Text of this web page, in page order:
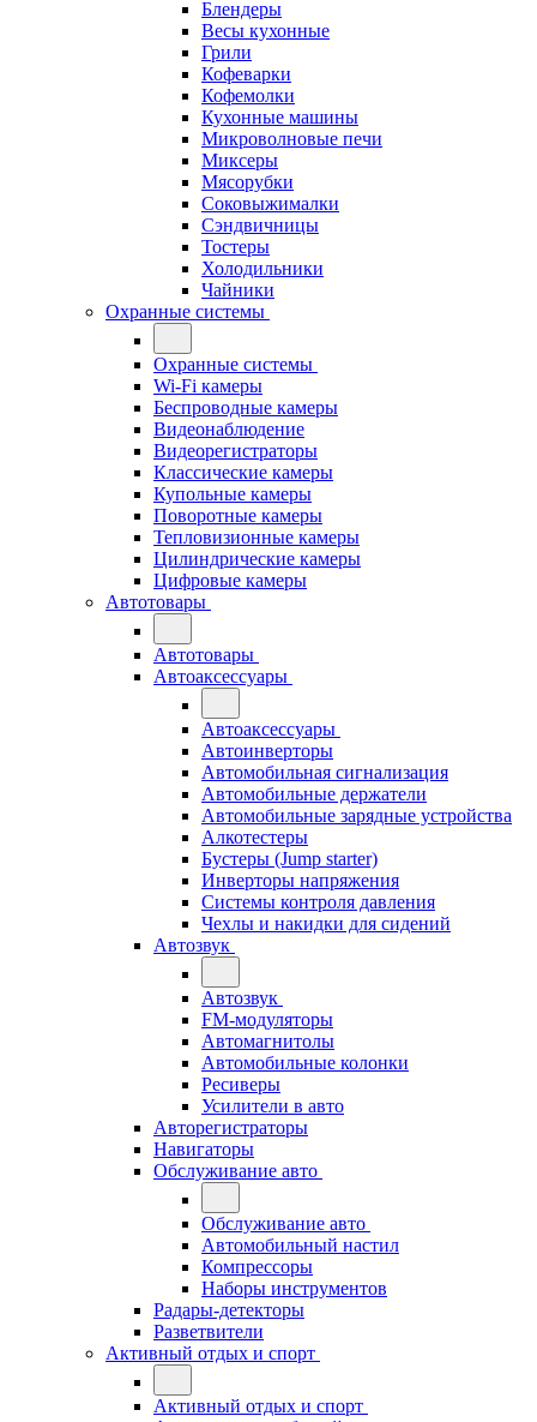
Блендеры
Весы кухонные
Грили
Кофеварки
Кофемолки
Кухонные машины
Микроволновые печи
Миксеры
Мясорубки
Соковыжималки
Сэндвичницы
Тостеры
Холодильники
Чайники
Охранные системы
Охранные системы
Wi-Fi камеры
Беспроводные камеры
Видеонаблюдение
Видеорегистраторы
Классические камеры
Купольные камеры
Поворотные камеры
Тепловизионные камеры
Цилиндрические камеры
Цифровые камеры
Автотовары
Автотовары
Автоаксессуары
Автоаксессуары
Автоинверторы
Автомобильная сигнализация
Автомобильные держатели
Автомобильные зарядные устройства
Алкотестеры
Бустеры (Jump starter)
Инверторы напряжения
Системы контроля давления
Чехлы и накидки для сидений
Автозвук
Автозвук
FM-модуляторы
Автомагнитолы
Автомобильные колонки
Ресиверы
Усилители в авто
Авторегистраторы
Навигаторы
Обслуживание авто
Обслуживание авто
Автомобильный настил
Компрессоры
Наборы инструментов
Радары-детекторы
Разветвители
Активный отдых и спорт
Активный отдых и спорт